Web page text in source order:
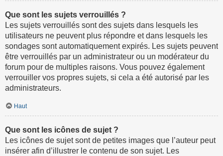
Que sont les sujets verrouillés ?
Les sujets verrouillés sont des sujets dans lesquels les
utilisateurs ne peuvent plus répondre et dans lesquels les
sondages sont automatiquement expirés. Les sujets peuvent
être verrouillés par un administrateur ou un modérateur du
forum pour de multiples raisons. Vous pouvez également
verrouiller vos propres sujets, si cela a été autorisé par les
administrateurs.
Haut
Que sont les icônes de sujet ?
Les icônes de sujet sont de petites images que l’auteur peut
insérer afin d’illustrer le contenu de son sujet. Les